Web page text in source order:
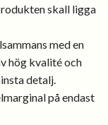
skall ligga
med en
hög kvalité och
detalj.
på endast